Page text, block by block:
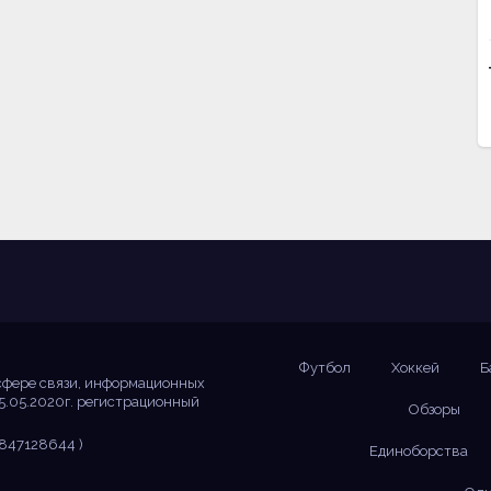
связи, информационных
регистрационный
)
Футбол Хоккей
Обзоры
Единоборства